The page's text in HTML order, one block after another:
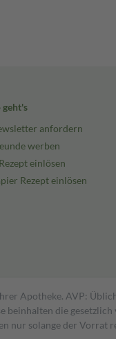
geht's
anfordern
werben
einlösen
Rezept einlösen
Apotheke. AVP:
die
nur solange der Vorrat